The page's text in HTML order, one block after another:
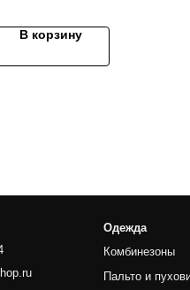
В корзину
Одежда
Платья